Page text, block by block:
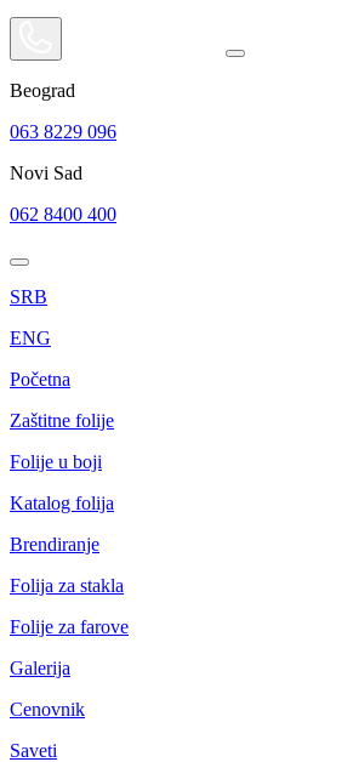
Beograd
063 8229 096
Novi Sad
062 8400 400
SRB
ENG
Početna
Zaštitne folije
Folije u boji
Katalog folija
Brendiranje
Folija za stakla
Folije za farove
Galerija
Cenovnik
Saveti